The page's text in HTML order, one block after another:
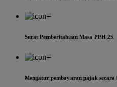
Surat Pemberitahuan Masa PPH 25.
Mengatur pembayaran pajak secara